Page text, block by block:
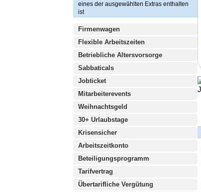
eines der ausgewählten Extras enthalten
ist
Firmenwagen
Flexible Arbeitszeiten
Betriebliche Altersvorsorge
Sabbaticals
Jobticket
Mitarbeiterevents
Weihnachtsgeld
30+ Urlaubstage
Krisensicher
Arbeitszeitkonto
Beteiligungsprogramm
Tarifvertrag
Übertarifliche Vergütung